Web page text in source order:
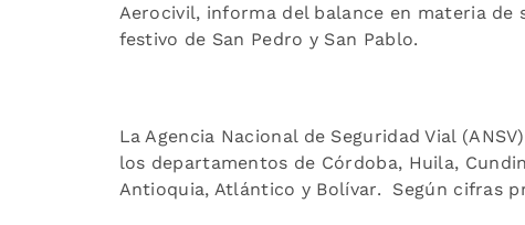
Aerocivil, informa del balance en materia
festivo de San Pedro y San Pablo.
La Agencia Nacional de Seguridad Vial
los departamentos de Córdoba, Huila,
Antioquia, Atlántico y Bolívar. Según cifras